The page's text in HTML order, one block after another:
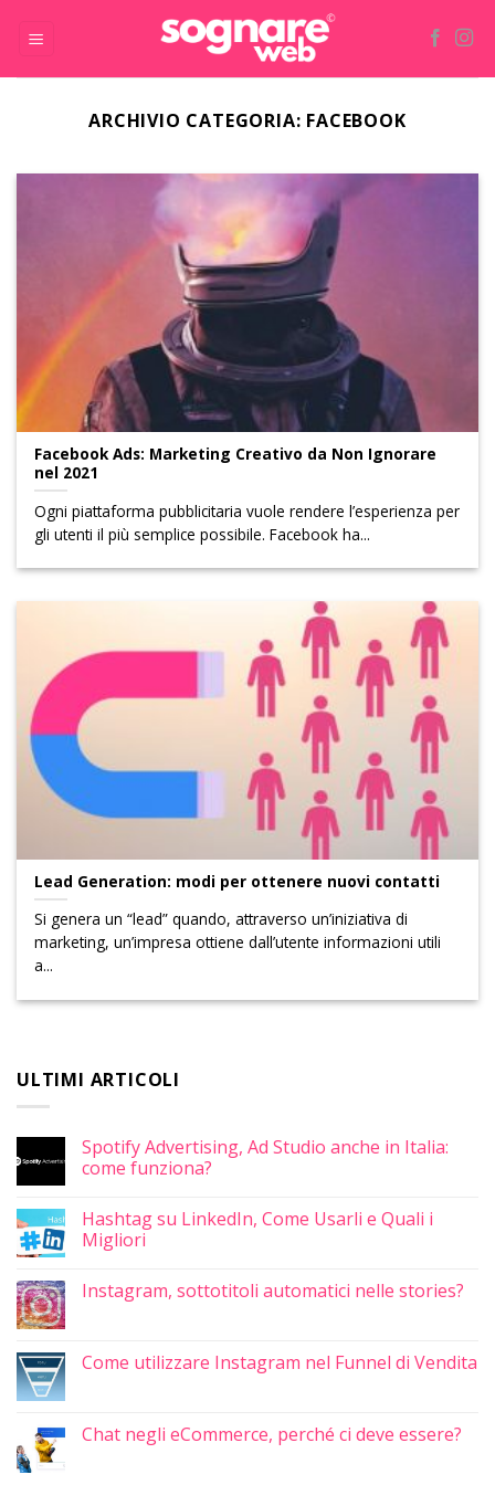
ARCHIVIO CATEGORIA: FACEBOOK
Facebook Ads: Marketing Creativo da Non Ignorare
nel 2021
Ogni piattaforma pubblicitaria vuole rendere l’esperienza per
gli utenti il ​​più semplice possibile. Facebook ha...
Lead Generation: modi per ottenere nuovi contatti
Si genera un “lead” quando, attraverso un’iniziativa di
marketing, un’impresa ottiene dall’utente informazioni utili
a...
ULTIMI ARTICOLI
Spotify Advertising, Ad Studio anche in Italia:
come funziona?
Hashtag su LinkedIn, Come Usarli e Quali i
Migliori
Instagram, sottotitoli automatici nelle stories?
Come utilizzare Instagram nel Funnel di Vendita
Chat negli eCommerce, perché ci deve essere?